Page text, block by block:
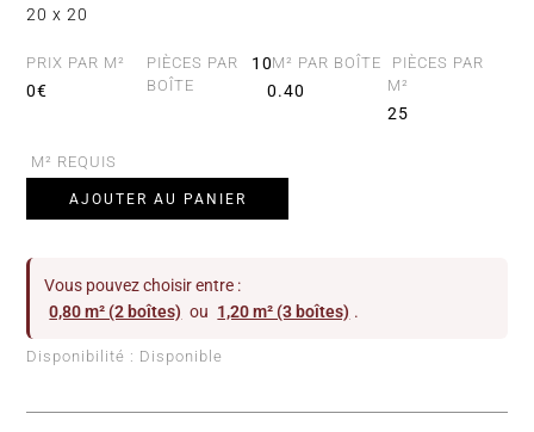
20 x 20
PRIX PAR M²
0€
PIÈCES PAR
BOÎTE
10M² PAR BOÎTE
0.40
PIÈCES PAR
M²
25
M² REQUIS
AJOUTER AU PANIER
Vous pouvez choisir entre :
0,80 m² (2 boîtes) ou 1,20 m² (3 boîtes) .
Disponibilité : Disponible